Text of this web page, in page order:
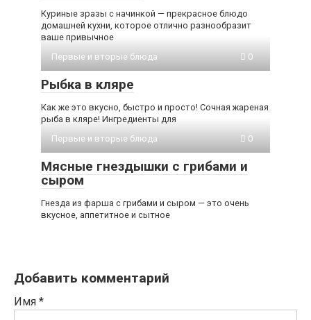
Куриные зразы с начинкой — прекрасное блюдо
домашней кухни, которое отлично разнообразит
ваше привычное
Первые и вторые блюда
0
Рыбка в кляре
Как же это вкусно, быстро и просто! Сочная жареная
рыба в кляре! Ингредиенты для
Первые и вторые блюда
0
Мясные гнездышки с грибами и
сыром
Гнезда из фарша с грибами и сыром — это очень
вкусное, аппетитное и сытное
Добавить комментарий
Имя *